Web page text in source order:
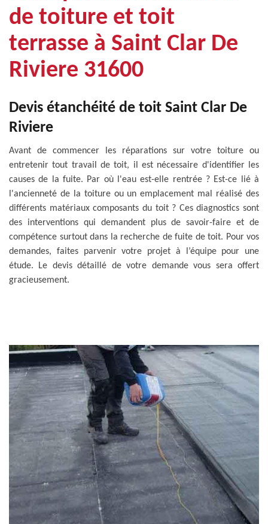
de toiture et toit
terrasse à Saint Clar De
Riviere 31600
Devis étanchéité de toit Saint Clar De
Riviere
Avant de commencer les réparations sur votre toiture ou
entretenir tout travail de toit, il est nécessaire d'identifier les
causes de la fuite. Par où l'eau est-elle rentrée ? Est-ce lié à
l'ancienneté de la toiture ou un emplacement mal réalisé des
différents matériaux composants du toit ? Ces diagnostics sont
des interventions qui demandent plus de savoir-faire et de
compétence surtout dans la recherche de fuite de toit. Pour vos
demandes, faites parvenir votre projet à l’équipe pour une
étude. Le devis détaillé de votre demande vous sera offert
gracieusement.